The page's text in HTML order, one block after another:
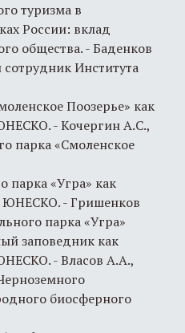
туризма в
России: вклад
общества. - Баденков
Института
Поозерье» как
- Кочергин А.С.,
парка «Смоленское
парка «Угра» как
ЮНЕСКО. - Гришенков
парка «Угра»
заповедник как
- Власов А.А.,
биосферного